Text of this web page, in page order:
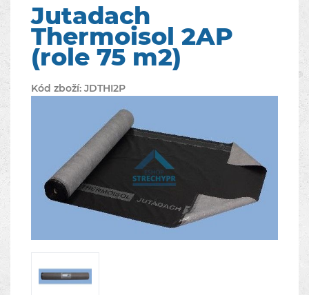
Jutadach
Thermoisol 2AP
(role 75 m2)
Kód zboží: JDTHI2P